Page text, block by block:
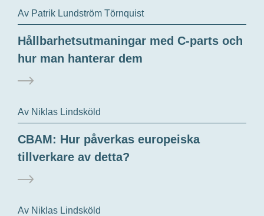
Av Patrik Lundström Törnquist
Hållbarhetsutmaningar med C-parts och
hur man hanterar dem
Av Niklas Lindsköld
CBAM: Hur påverkas europeiska
tillverkare av detta?
Av Niklas Lindsköld